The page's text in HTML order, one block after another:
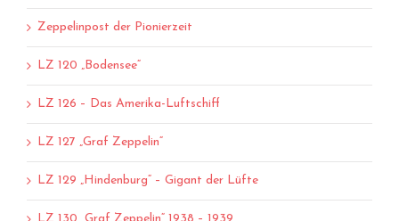
Zeppelinpost der Pionierzeit
LZ 120 „Bodensee“
LZ 126 – Das Amerika-Luftschiff
LZ 127 „Graf Zeppelin“
LZ 129 „Hindenburg“ – Gigant der Lüfte